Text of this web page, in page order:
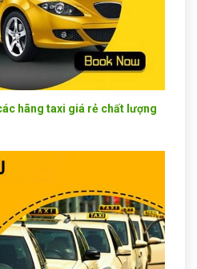
hãng taxi giá rẻ chất lượng